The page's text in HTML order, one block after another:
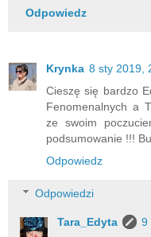
Odpowiedz
Krynka 8 sty 2019,
Cieszę się bardzo
Fenomenalnych a
ze swoim
podsumowanie !!!
Odpowiedz
Odpowiedzi
Tara_Edyta
9